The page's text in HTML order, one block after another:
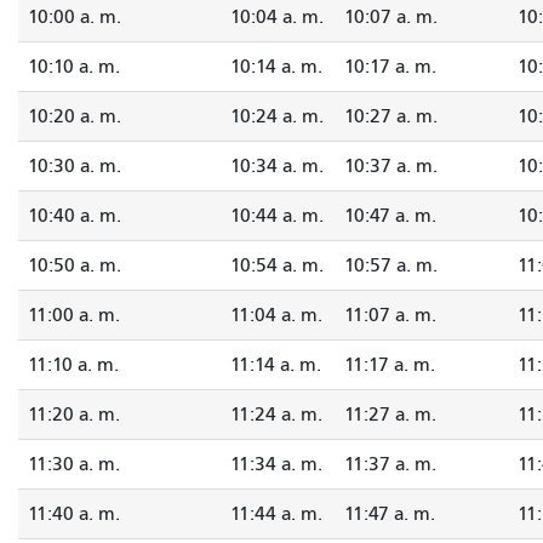
10:00 a. m. 10:04 a. m. 10:07 a. m.
10:10 a. m. 10:14 a. m. 10:17 a. m.
10:20 a. m. 10:24 a. m. 10:27 a. m.
10:30 a. m. 10:34 a. m. 10:37 a. m.
10:40 a. m. 10:44 a. m. 10:47 a. m.
10:50 a. m. 10:54 a. m. 10:57 a. m.
11:00 a. m. 11:04 a. m. 11:07 a. m.
11:10 a. m. 11:14 a. m. 11:17 a. m.
11:20 a. m. 11:24 a. m. 11:27 a. m.
11:30 a. m. 11:34 a. m. 11:37 a. m.
11:40 a. m. 11:44 a. m. 11:47 a. m.